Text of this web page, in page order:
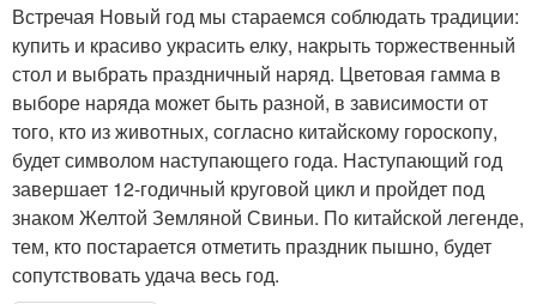
Встречая Новый год мы стараемся соблюдать традиции:
купить и красиво украсить елку, накрыть торжественный
стол и выбрать праздничный наряд. Цветовая гамма в
выборе наряда может быть разной, в зависимости от
того, кто из животных, согласно китайскому гороскопу,
будет символом наступающего года. Наступающий год
завершает 12-годичный круговой цикл и пройдет под
знаком Желтой Земляной Свиньи. По китайской легенде,
тем, кто постарается отметить праздник пышно, будет
сопутствовать удача весь год.